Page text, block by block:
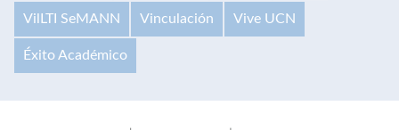
VilLTI SeMANN Vinculación Vive UCN
Éxito Académico